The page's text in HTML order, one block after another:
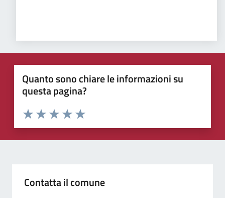
Quanto sono chiare le informazioni su
questa pagina?
Valuta 5 stelle su 5
Valuta 4 stelle su 5
Valuta 3 stelle su 5
Valuta 2 stelle su 5
Valuta 1 stelle su 5
Contatta il comune